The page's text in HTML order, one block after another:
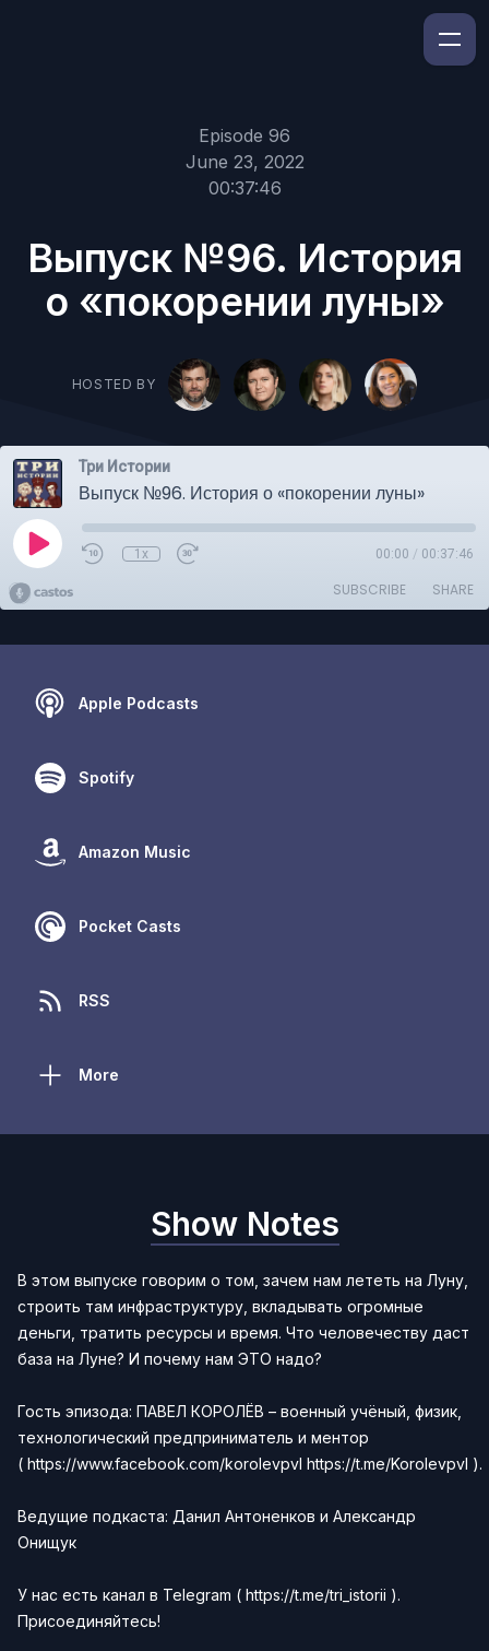
Episode 96
June 23, 2022
00:37:46
Выпуск №96. История
о «покорении луны»
HOSTED BY
Три Истории
Выпуск №96. История о «покорении луны»
1x 00:00 / 00:37:46
SUBSCRIBE SHARE
Apple Podcasts
Spotify
Amazon Music
Pocket Casts
RSS
More
Show Notes
В этом выпуске говорим о том, зачем нам лететь на Луну,
строить там инфраструктуру, вкладывать огромные
деньги, тратить ресурсы и время. Что человечеству даст
база на Луне? И почему нам ЭТО надо?
Гость эпизода: ПАВЕЛ КОРОЛЁВ – военный учёный, физик,
технологический предприниматель и ментор
( https://www.facebook.com/korolevpvl https://t.me/Korolevpvl ).
Ведущие подкаста: Данил Антоненков и Александр
Онищук
У нас есть канал в Telegram ( https://t.me/tri_istorii ).
Присоединяйтесь!